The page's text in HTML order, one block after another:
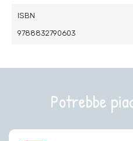
ISBN
9788832790603
Potrebbe